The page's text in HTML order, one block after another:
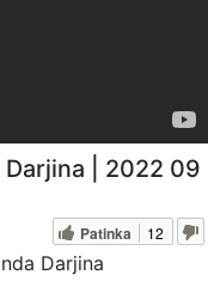
| 2022 09
Patinka 12
Darjina